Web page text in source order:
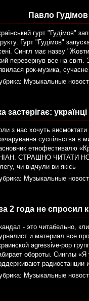
Павло
гурт "Гудімов"
Гурт "Гудімов"
Сингл має назву
перевернув все на
рок-музика,
Музыкальные
застерігає:
з нас хочуть
суспільства в
етнофестивалю
СТРАШНО ЧИТАТИ
чи відчули ви якісь
Музыкальные
2 года не
- это читабельно,
и материал все
agressive-pop
обороты. Синглы
радиостанции
Музыкальные